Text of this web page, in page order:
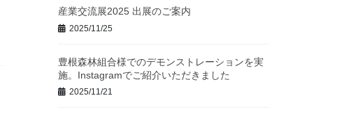
産業交流展2025 出展のご案内
2025/11/25
豊根森林組合様でのデモンストレーションを実
施。Instagramでご紹介いただきました
2025/11/21